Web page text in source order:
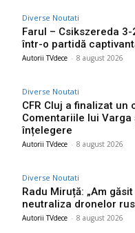
Diverse Noutati
Farul – Csikszereda
într-o partidă
Autorii TVdece - 8 august 2026
Diverse Noutati
CFR Cluj a finalizat
Comentariile lui
înțelegere
Autorii TVdece - 8 august 2026
Diverse Noutati
Radu Miruță: „Am
neutraliza dronelor
Autorii TVdece - 8 august 2026